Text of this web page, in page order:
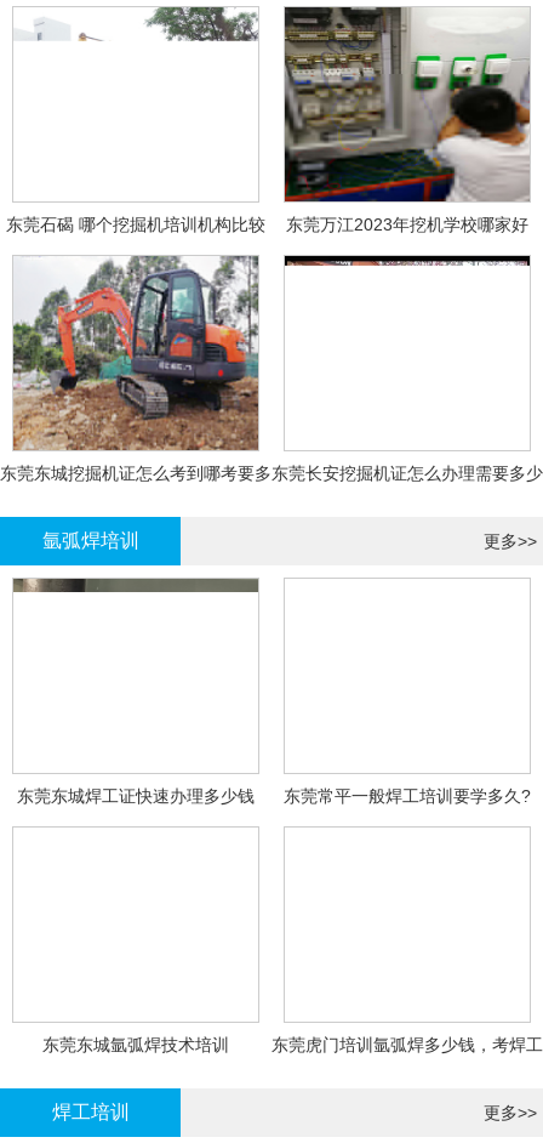
东莞石碣 哪个挖掘机培训机构比较
好?
东莞万江2023年挖机学校哪家好
东莞东城挖掘机证怎么考到哪考要多东莞长安挖掘机证怎么办理需要多少
氩弧焊培训 更多>>
东莞东城焊工证快速办理多少钱 东莞常平一般焊工培训要学多久?
东莞东城氩弧焊技术培训
东莞虎门培训氩弧焊多少钱，考焊工
焊工培训 更多>>